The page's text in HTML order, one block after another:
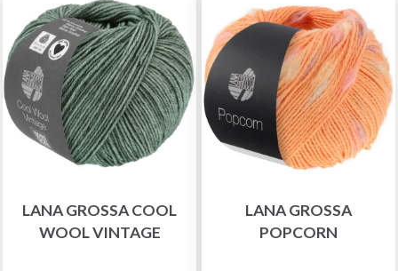
LANA GROSSA COOL
WOOL VINTAGE
LANA GROSSA
POPCORN